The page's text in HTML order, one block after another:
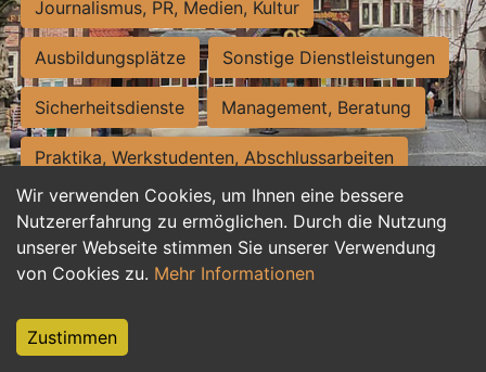
Wir verwenden Cookies, um Ihnen eine bessere
Nutzererfahrung zu ermöglichen. Durch die Nutzung
unserer Webseite stimmen Sie unserer Verwendung
von Cookies zu. Mehr Informationen
Zustimmen
Journalismus, PR, Medien, Kultur
Ausbildungsplätze Sonstige Dienstleistungen
Sicherheitsdienste Management, Beratung
Praktika, Werkstudenten, Abschlussarbeiten
Personalwesen Assistenz, Sekretariat
Hilfskräfte, Aushilfs- und Nebenjobs
Weiterbildung, Studium, duale Ausbildung